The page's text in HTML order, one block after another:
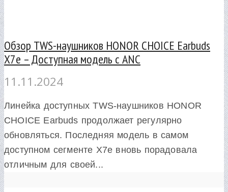
Обзор TWS-наушников HONOR CHOICE Earbuds
X7e – Доступная модель с ANC
11.11.2024
Линейка доступных TWS-наушников HONOR
CHOICE Earbuds продолжает регулярно
обновляться. Последняя модель в самом
доступном сегменте X7e вновь порадовала
отличным для своей...